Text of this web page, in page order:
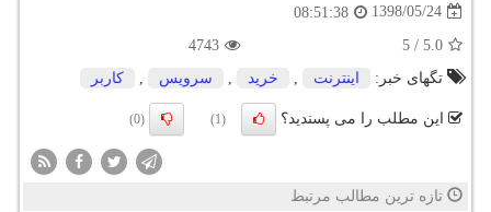
1398/05/24
08:51:38
5.0
/
5
4743
تگهای خبر:
اینترنت خرید سرویس كاربر
این مطلب را می پسندید؟ (1)
(0)
تازه ترین مطالب مرتبط